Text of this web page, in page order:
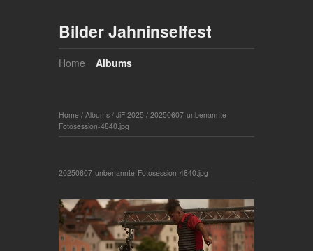
Bilder Jahninselfest
Home Albums
Home / Albums / JiF 2025 / 20250607-unbenannte-
Fotosession-4840.jpg
20250607-unbenannte-Fotosession-4840.jpg